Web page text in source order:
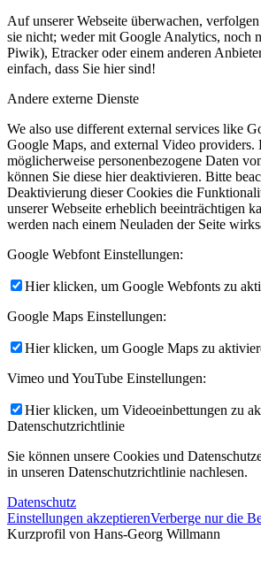
Auf unserer Webseite überwachen,
sie nicht; weder mit Google Analytics, noch
Piwik), Etracker oder einem anderen
einfach, dass Sie hier sind!
Andere externe Dienste
We also use different external services like
Google Maps, and external Video providers.
möglicherweise personenbezogene Daten
können Sie diese hier deaktivieren. Bitte
Deaktivierung dieser Cookies die
unserer Webseite erheblich beeinträchtigen
werden nach einem Neuladen der Seite
Google Webfont Einstellungen:
Hier klicken, um Google Webfonts zu
Google Maps Einstellungen:
Hier klicken, um Google Maps zu
Vimeo und YouTube Einstellungen:
Hier klicken, um Videoeinbettungen zu
Datenschutzrichtlinie
Sie können unsere Cookies und
in unseren Datenschutzrichtlinie nachlesen.
Datenschutz
Einstellungen akzeptierenVerberge nur die
Kurzprofil von Hans-Georg Willmann